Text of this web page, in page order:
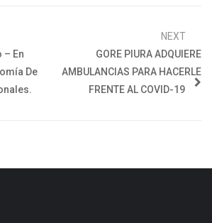
– En
De
NEXT
GORE PIURA ADQUIERE
AMBULANCIAS PARA HACERLE
FRENTE AL COVID-19